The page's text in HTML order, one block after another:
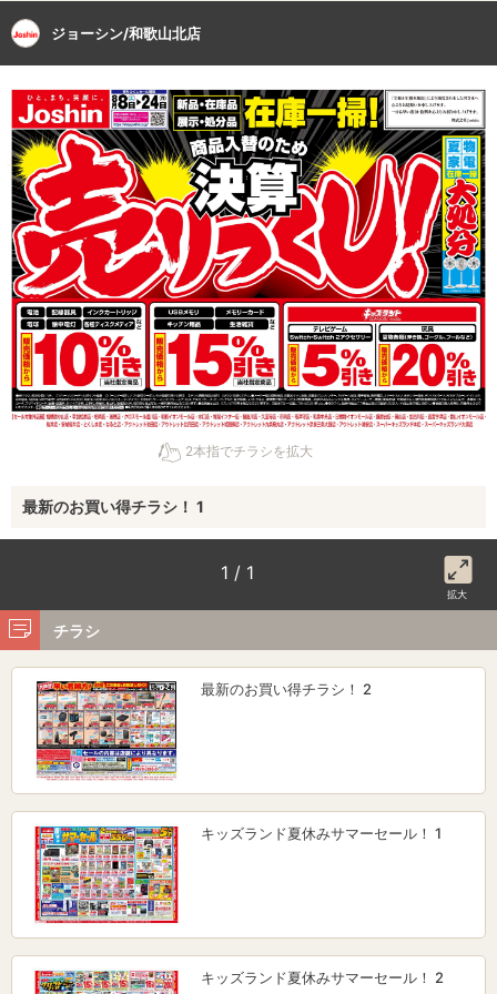
ジョーシン/和歌山北店
2本指でチラシを拡大
最新のお買い得チラシ！ 1
1 / 1
拡大
チラシ
最新のお買い得チラシ！ 2
キッズランド夏休みサマーセール！ 1
キッズランド夏休みサマーセール！ 2